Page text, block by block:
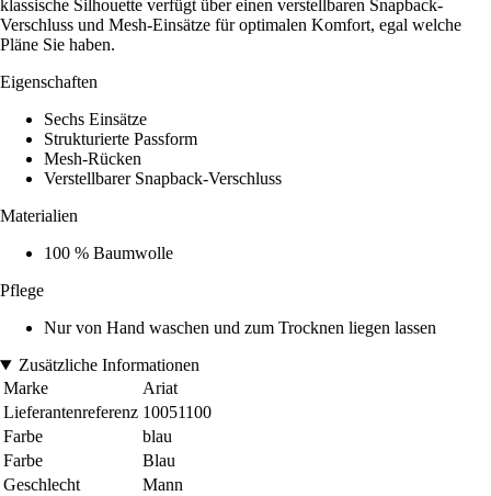
klassische Silhouette verfügt über einen verstellbaren Snapback-
Verschluss und Mesh-Einsätze für optimalen Komfort, egal welche
Pläne Sie haben.
Eigenschaften
Sechs Einsätze
Strukturierte Passform
Mesh-Rücken
Verstellbarer Snapback-Verschluss
Materialien
100 % Baumwolle
Pflege
Nur von Hand waschen und zum Trocknen liegen lassen
Zusätzliche Informationen
Marke
Ariat
Lieferantenreferenz 10051100
Farbe
blau
Farbe
Blau
Geschlecht
Mann